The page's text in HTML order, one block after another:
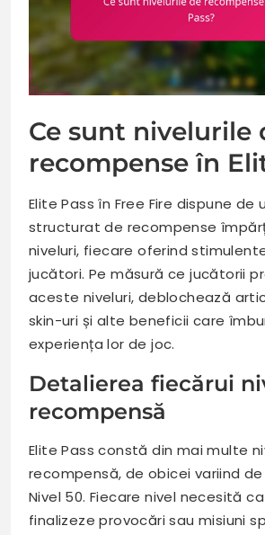
Ce sunt nivelurile
recompense în
Elite Pass în Free Fire dispune de
structurat de recompense
niveluri, fiecare oferind
jucători. Pe măsură ce jucătorii
aceste niveluri, deblochează
skin-uri și alte beneficii care
experiența lor de joc.
Detalierea fiecărui
recompensă
Elite Pass constă din mai multe
recompensă, de obicei variind de
Nivel 50. Fiecare nivel necesită
finalizeze provocări sau misiuni